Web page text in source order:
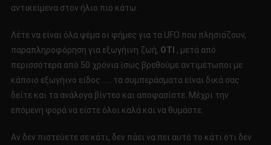
αντικείμενα στον ήλιο πιο κάτω.
Λέτε να είναι όλα ψέμα οι φήμες για τα UFO που πλησιάζουν,
παραπληροφόρηση για εξωγήινη ζωή, ΟΤΙ , μετά από
περισσότερα από 50 χρόνια ίσως βρεθούμε αντιμέτωποι με
κάποιο εξωγήινο είδος…… τα συμπεράσματα είναι δικά σας
δείτε και τα ανάλογα βίντεο και αποφασίστε. Μέχρι την
επόμενη φορά να είστε όλοι καλά και να θυμάστε.
Αν δεν πιστεύετε σε κάτι, δεν πάει να πει αυτό το κάτι ότι δεν